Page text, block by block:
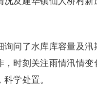
询问了水库库容量及
时刻关注雨情汛情
学处置。